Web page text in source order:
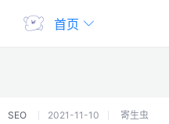
首页
SEO 2021-11-10 寄生虫